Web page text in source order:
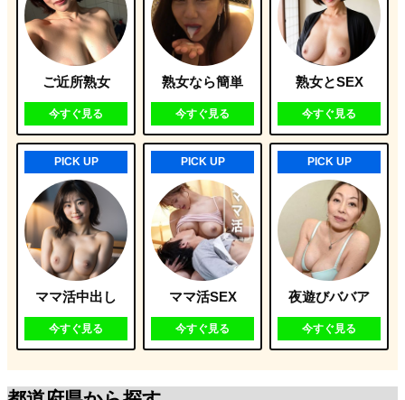
ご近所熟女
今すぐ見る
熟女なら簡単
今すぐ見る
熟女とSEX
今すぐ見る
PICK UP
ママ活中出し
今すぐ見る
PICK UP
ママ活SEX
今すぐ見る
PICK UP
夜遊びババア
今すぐ見る